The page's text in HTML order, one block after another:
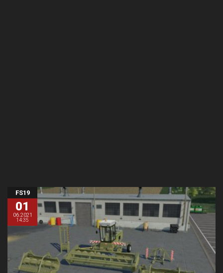
FS19
01
06.2021
14:35